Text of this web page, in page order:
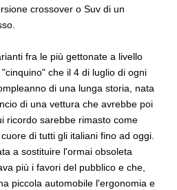
crossover o Suv di un
fra le più gettonate a livello
che il 4 di luglio di ogni
di una lunga storia, nata
di una vettura che avrebbe poi
ricordo sarebbe rimasto come
di tutti gli italiani fino ad oggi.
a sostituire l'ormai obsoleta
più i favori del pubblico e che,
piccola automobile l'ergonomia e